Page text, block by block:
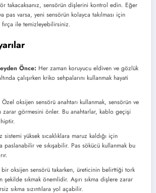
takacaksanız, sensörün dişlerini kontrol edin. Eğer
pas varsa, yeni sensörün kolayca takılması için
ile temizleyebilirsiniz.
Önce: Her zaman koruyucu eldiven ve gözlük
çalışırken kriko sehpalarını kullanmak hayati
Özel oksijen sensörü anahtarı kullanmak, sensörün ve
zarar görmesini önler. Bu anahtarlar, kablo geçişi
sistemi yüksek sıcaklıklara maruz kaldığı için
paslanabilir ve sıkışabilir. Pas sökücü kullanmak bu
bir oksijen sensörü takarken, üreticinin belirttiği tork
sıkmak önemlidir. Aşırı sıkma dişlere zarar
sıkma sızıntılara yol açabilir.